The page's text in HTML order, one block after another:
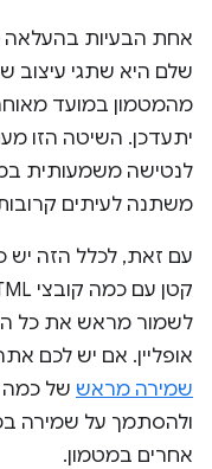
שלם היא שתגי עיצוב
יתעדכן. השיטה הזו
משתנה לעיתים
עם זאת, לכלל הזה יש
לשמור מראש את כל
אופליין. אם יש לכם
שמירה מראש של כמה
ולהסתמך על שמירה
אחרים במטמון.